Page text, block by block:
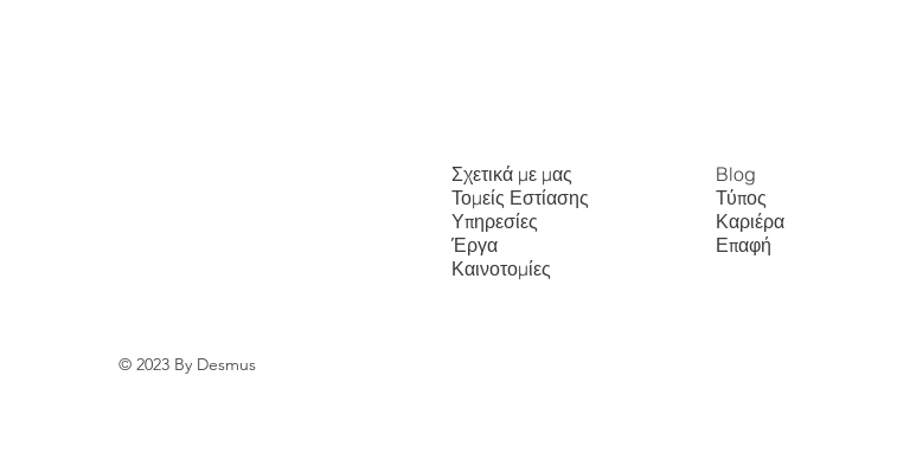
Σχετικά με μας
Τομείς Εστίασης
Υπηρεσίες
Έργα
Καινοτομίες
Blog
Τύπος
Καριέρα
Επαφή
© 2023 By Desmus